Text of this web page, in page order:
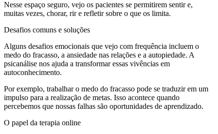
Nesse espaço seguro, vejo os pacientes se permitirem sentir e,
muitas vezes, chorar, rir e refletir sobre o que os limita.
Desafios comuns e soluções
Alguns desafios emocionais que vejo com frequência incluem o
medo do fracasso, a ansiedade nas relações e a autopiedade. A
psicanálise nos ajuda a transformar essas vivências em
autoconhecimento.
Por exemplo, trabalhar o medo do fracasso pode se traduzir em um
impulso para a realização de metas. Isso acontece quando
percebemos que nossas falhas são oportunidades de aprendizado.
O papel da terapia online